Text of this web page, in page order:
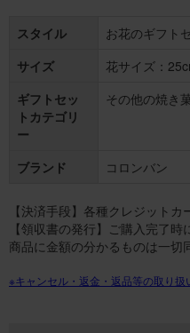
スタイル
お花のギフト
サイズ
花サイズ：
ギフトセッ
トカテゴリ
ー
その他の焼き
ブランド コロンバン
【決済手段】各種クレジット
【領収書の発行】ご購入完了時
商品に金額の分かるものは一切
※キャンセル・返金・返品等の取り扱